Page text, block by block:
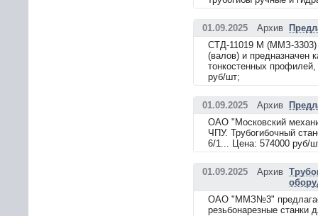
01.09.2025 Архив
СТД-11019 М (ММЗ-3303)
(валов) и предназначен
тонкостенных
руб/шт;
01.09.2025 Архив
ОАО "Московский
ЧПУ. Трубогибочный
6/1... Цена: 574000 руб/
01.09.2025 Архив
ОАО "ММЗ№3" предлагает
резьбонарезные станки